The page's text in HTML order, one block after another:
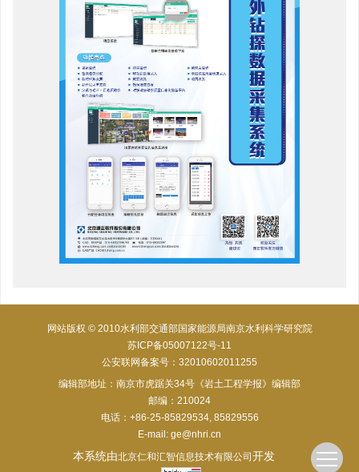
网站版权 © 2010水利部交通部国家能源局南京水利科学研究院
苏ICP备05007122号-11
公安联网备案号：32010602011255
编辑部地址：南京市虎踞关34号《岩土工程学报》编辑部
邮编：210024
电话：+86-25-85829534, 85829556
E-mail: ge@nhri.cn
本系统由北京仁和汇智信息技术有限公司开发